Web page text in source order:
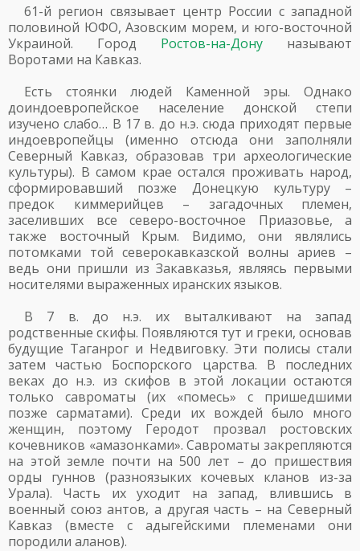
61-й регион связывает центр России с западной
половиной ЮФО, Азовским морем, и юго-восточной
Украиной. Город Ростов-на-Дону называют
Воротами на Кавказ.
Есть стоянки людей Каменной эры. Однако
доиндоевропейское население донской степи
изучено слабо… В 17 в. до н.э. сюда приходят первые
индоевропейцы (именно отсюда они заполняли
Северный Кавказ, образовав три археологические
культуры). В самом крае остался проживать народ,
сформировавший позже Донецкую культуру –
предок киммерийцев – загадочных племен,
заселивших все северо-восточное Приазовье, а
также восточный Крым. Видимо, они являлись
потомками той северокавказской волны ариев –
ведь они пришли из Закавказья, являясь первыми
носителями выраженных иранских языков.
В 7 в. до н.э. их выталкивают на запад
родственные скифы. Появляются тут и греки, основав
будущие Таганрог и Недвиговку. Эти полисы стали
затем частью Боспорского царства. В последних
веках до н.э. из скифов в этой локации остаются
только савроматы (их «помесь» с пришедшими
позже сарматами). Среди их вождей было много
женщин, поэтому Геродот прозвал ростовских
кочевников «амазонками». Савроматы закрепляются
на этой земле почти на 500 лет – до пришествия
орды гуннов (разноязыких кочевых кланов из-за
Урала). Часть их уходит на запад, влившись в
военный союз антов, а другая часть – на Северный
Кавказ (вместе с адыгейскими племенами они
породили аланов).